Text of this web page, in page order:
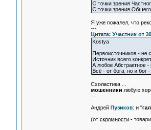
С точки зрения
С точки зрения Общего
Я уже пожалел, что
---
Цитата: Участник от
Kostya
Первоисточников - не
Источник всего
А любое Абстрактное -
Всё - от бога, но и бог -
Схоластика ...
мошенники любую
---
Андрей Пузиков: и "
(от скромности-